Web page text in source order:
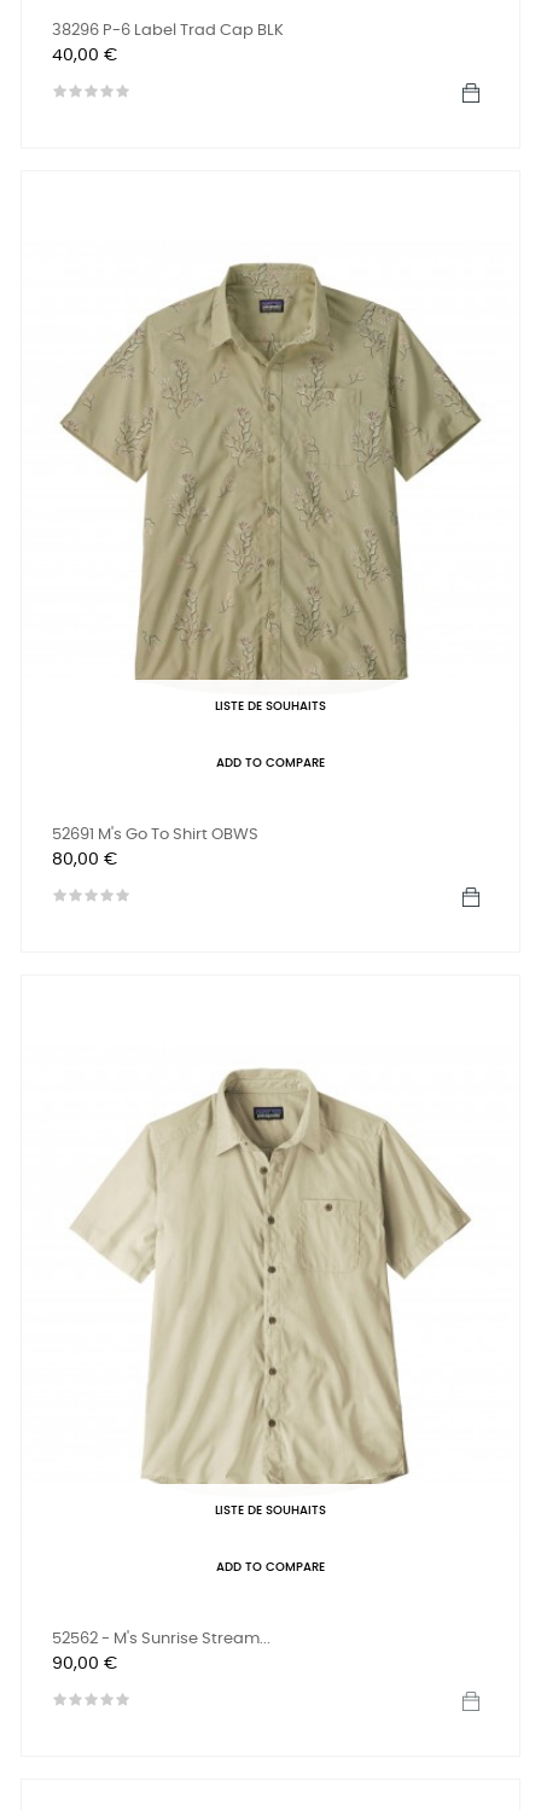
38296 P-6 Label Trad Cap BLK
Prix
40,00 €
LISTE DE SOUHAITS
ADD TO COMPARE
52691 M's Go To Shirt OBWS
Prix
80,00 €
LISTE DE SOUHAITS
ADD TO COMPARE
52562 - M's Sunrise Stream...
Prix
90,00 €